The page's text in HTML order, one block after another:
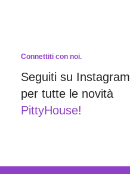
Connettiti con noi.
Seguiti su Instagram
per tutte le novità
PittyHouse!